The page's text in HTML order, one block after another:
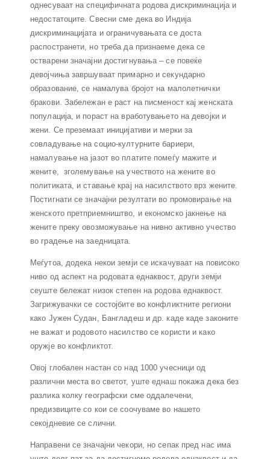
однесуваат на специфичната родова дискриминација и
недостатоците. Свесни сме дека во Индија
дискриминацијата и ограничувањата се доста
распостранети, но треба да признаеме дека се
остварени значајни достигнувања – се повеќе
девојчиња завршуваат примарно и секундарно
образование, се намалува бројот на малолетнички
бракови. Забележан е раст на писменост кај женската
популација, и пораст на вработувањето на девојки и
жени. Се преземаат иницијативи и мерки за
совладување на социо-културните бариери,
намалување на јазот во платите помеѓу мажите и
жените, зголемување на учеството на жените во
политиката, и ставање крај на насилството врз жените.
Постигнати се значајни резултати во промовирање на
женското претприемништво, и економско јакнење на
жените преку овозможување на нивно активно учество
во градење на заедницата.
Меѓутоа, додека некои земји се искачуваат на повисоко
ниво од аспект на родовата еднаквост, други земји
сеуште бележат низок степен на родова еднаквост.
Загрижувачки се состојбите во конфликтните региони
како Јужен Судан, Бангладеш и др. каде каде законите
не важат и родовото насилство се користи и како
оружје во конфликтот.
Овој глобален настан со над 1000 учесници од
различни места во светот, уште еднаш покажа дека без
разлика колку географски сме оддалечени,
предизвиците со кои се соочуваме во нашето
секојдневие се слични.
Направени се значајни чекори, но сепак пред нас има